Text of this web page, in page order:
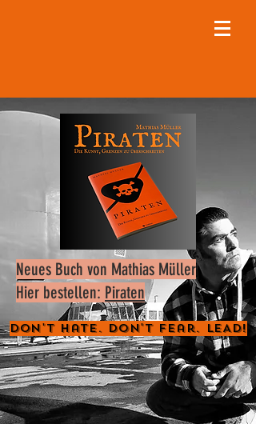
Neues Buch von Mathias Müller
Hier bestellen: Piraten
Don't Hate. Don't Fear. LEAD!